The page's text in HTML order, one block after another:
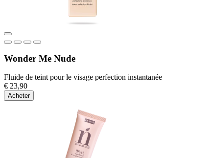
Wonder Me Nude
Fluide de teint pour le visage perfection instantanée
€ 23,90
Acheter